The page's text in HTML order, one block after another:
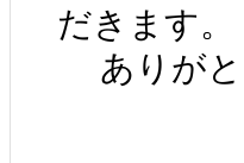
だきます。
ありがと